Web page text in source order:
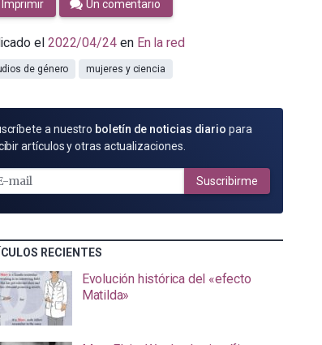
Imprimir Un comentario
el 2022/04/24 en En la red
de género mujeres y ciencia
a nuestro boletín de noticias diario para
artículos y otras actualizaciones.
Suscribirme
RECIENTES
Evolución histórica del «efecto
Matilda»